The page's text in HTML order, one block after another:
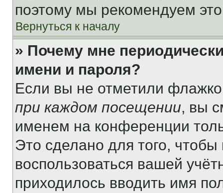
поэтому мы рекомендуем
Вернуться к началу
» Почему мне
имени и пароля?
Если вы не отметили
при каждом посещении, вы
именем на конференции
Это сделано для того, чтобы
воспользоваться вашей
приходилось вводить имя